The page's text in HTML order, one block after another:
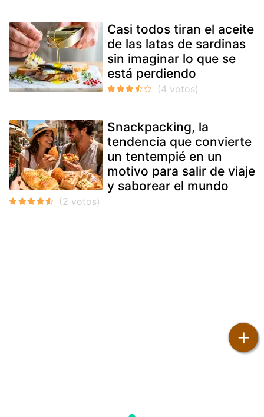
Casi todos tiran el aceite
de las latas de sardinas
sin imaginar lo que se
está perdiendo
Snackpacking, la
tendencia que convierte
un tentempié en un
motivo para salir de viaje
y saborear el mundo
+